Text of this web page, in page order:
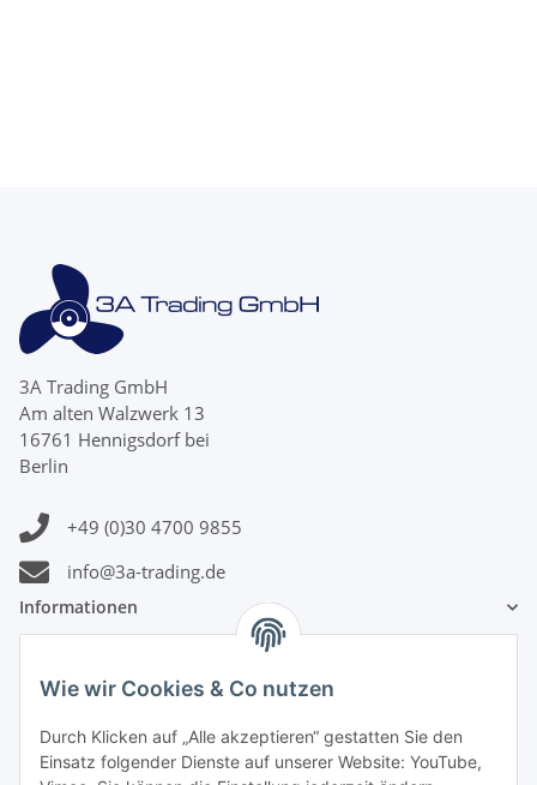
Wie wir Cookies & Co nutzen
Durch Klicken auf „Alle akzeptieren“ gestatten Sie den
Einsatz folgender Dienste auf unserer Website: YouTube,
3A Trading GmbH
Am alten Walzwerk 13
16761 Hennigsdorf bei
Berlin
+49 (0)30 4700 9855
info@3a-trading.de
Informationen
Zahlungsinformationen